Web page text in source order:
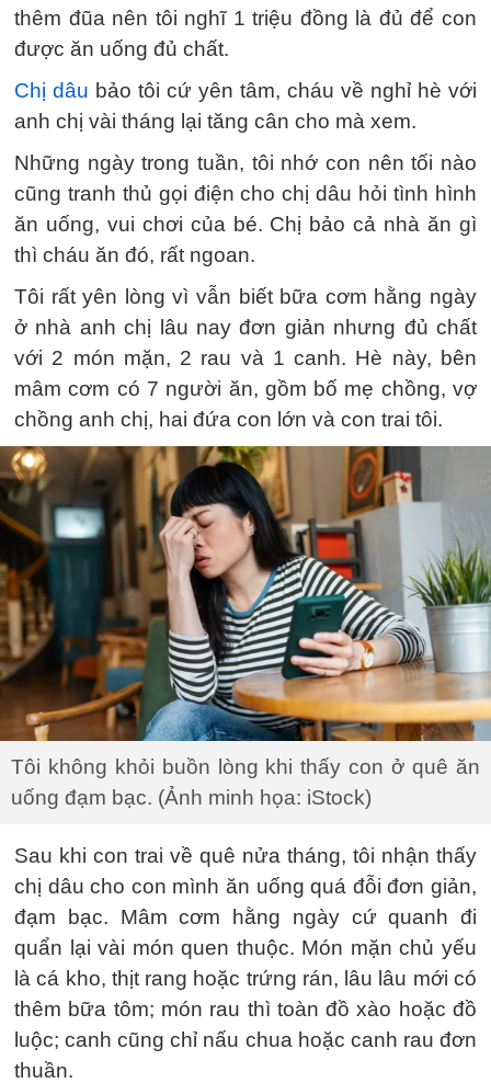
thêm đũa nên tôi nghĩ 1 triệu đồng là đủ để con
được ăn uống đủ chất.
Chị dâu bảo tôi cứ yên tâm, cháu về nghỉ hè với
anh chị vài tháng lại tăng cân cho mà xem.
Những ngày trong tuần, tôi nhớ con nên tối nào
cũng tranh thủ gọi điện cho chị dâu hỏi tình hình
ăn uống, vui chơi của bé. Chị bảo cả nhà ăn gì
thì cháu ăn đó, rất ngoan.
Tôi rất yên lòng vì vẫn biết bữa cơm hằng ngày
ở nhà anh chị lâu nay đơn giản nhưng đủ chất
với 2 món mặn, 2 rau và 1 canh. Hè này, bên
mâm cơm có 7 người ăn, gồm bố mẹ chồng, vợ
chồng anh chị, hai đứa con lớn và con trai tôi.
Tôi không khỏi buồn lòng khi thấy con ở quê ăn
uống đạm bạc. (Ảnh minh họa: iStock)
Sau khi con trai về quê nửa tháng, tôi nhận thấy
chị dâu cho con mình ăn uống quá đỗi đơn giản,
đạm bạc. Mâm cơm hằng ngày cứ quanh đi
quẩn lại vài món quen thuộc. Món mặn chủ yếu
là cá kho, thịt rang hoặc trứng rán, lâu lâu mới có
thêm bữa tôm; món rau thì toàn đồ xào hoặc đồ
luộc; canh cũng chỉ nấu chua hoặc canh rau đơn
thuần.